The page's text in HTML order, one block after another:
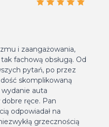
i zaangażowania,
fachową obsługą. Od
pytań, po przez
skomplikowaną
auta
ręce. Pan
odpowiadał na
grzecznością